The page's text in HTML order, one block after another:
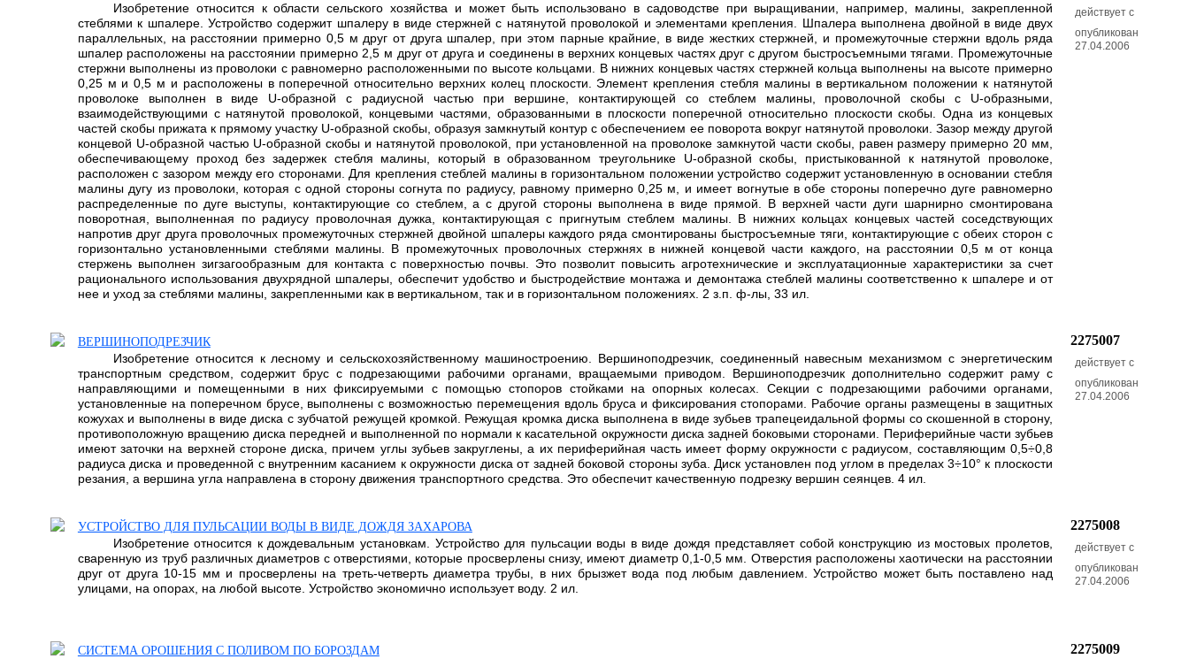
Изобретение относится к области сельского хозяйства и может быть использовано в садоводстве при выращивании, например, малины, закрепленной
стеблями к шпалере. Устройство содержит шпалеру в виде стержней с натянутой проволокой и элементами крепления. Шпалера выполнена двойной в виде двух
параллельных, на расстоянии примерно 0,5 м друг от друга шпалер, при этом парные крайние, в виде жестких стержней, и промежуточные стержни вдоль ряда
шпалер расположены на расстоянии примерно 2,5 м друг от друга и соединены в верхних концевых частях друг с другом быстросъемными тягами. Промежуточные
стержни выполнены из проволоки с равномерно расположенными по высоте кольцами. В нижних концевых частях стержней кольца выполнены на высоте примерно
0,25 м и 0,5 м и расположены в поперечной относительно верхних колец плоскости. Элемент крепления стебля малины в вертикальном положении к натянутой
проволоке выполнен в виде U-образной с радиусной частью при вершине, контактирующей со стеблем малины, проволочной скобы с U-образными,
взаимодействующими с натянутой проволокой, концевыми частями, образованными в плоскости поперечной относительно плоскости скобы. Одна из концевых
частей скобы прижата к прямому участку U-образной скобы, образуя замкнутый контур с обеспечением ее поворота вокруг натянутой проволоки. Зазор между другой
концевой U-образной частью U-образной скобы и натянутой проволокой, при установленной на проволоке замкнутой части скобы, равен размеру примерно 20 мм,
обеспечивающему проход без задержек стебля малины, который в образованном треугольнике U-образной скобы, пристыкованной к натянутой проволоке,
расположен с зазором между его сторонами. Для крепления стеблей малины в горизонтальном положении устройство содержит установленную в основании стебля
малины дугу из проволоки, которая с одной стороны согнута по радиусу, равному примерно 0,25 м, и имеет вогнутые в обе стороны поперечно дуге равномерно
распределенные по дуге выступы, контактирующие со стеблем, а с другой стороны выполнена в виде прямой. В верхней части дуги шарнирно смонтирована
поворотная, выполненная по радиусу проволочная дужка, контактирующая с пригнутым стеблем малины. В нижних кольцах концевых частей соседствующих
напротив друг друга проволочных промежуточных стержней двойной шпалеры каждого ряда смонтированы быстросъемные тяги, контактирующие с обеих сторон с
горизонтально установленными стеблями малины. В промежуточных проволочных стержнях в нижней концевой части каждого, на расстоянии 0,5 м от конца
стержень выполнен зигзагообразным для контакта с поверхностью почвы. Это позволит повысить агротехнические и эксплуатационные характеристики за счет
рационального использования двухрядной шпалеры, обеспечит удобство и быстродействие монтажа и демонтажа стеблей малины соответственно к шпалере и от
нее и уход за стеблями малины, закрепленными как в вертикальном, так и в горизонтальном положениях. 2 з.п. ф-лы, 33 ил.
действует с
опубликован
27.04.2006
ВЕРШИНОПОДРЕЗЧИК
Изобретение относится к лесному и сельскохозяйственному машиностроению. Вершиноподрезчик, соединенный навесным механизмом с энергетическим
транспортным средством, содержит брус с подрезающими рабочими органами, вращаемыми приводом. Вершиноподрезчик дополнительно содержит раму с
направляющими и помещенными в них фиксируемыми с помощью стопоров стойками на опорных колесах. Секции с подрезающими рабочими органами,
установленные на поперечном брусе, выполнены с возможностью перемещения вдоль бруса и фиксирования стопорами. Рабочие органы размещены в защитных
кожухах и выполнены в виде диска с зубчатой режущей кромкой. Режущая кромка диска выполнена в виде зубьев трапецеидальной формы со скошенной в сторону,
противоположную вращению диска передней и выполненной по нормали к касательной окружности диска задней боковыми сторонами. Периферийные части зубьев
имеют заточки на верхней стороне диска, причем углы зубьев закруглены, а их периферийная часть имеет форму окружности с радиусом, составляющим 0,5÷0,8
радиуса диска и проведенной с внутренним касанием к окружности диска от задней боковой стороны зуба. Диск установлен под углом в пределах 3÷10° к плоскости
резания, а вершина угла направлена в сторону движения транспортного средства. Это обеспечит качественную подрезку вершин сеянцев. 4 ил.
2275007
действует с
опубликован
27.04.2006
УСТРОЙСТВО ДЛЯ ПУЛЬСАЦИИ ВОДЫ В ВИДЕ ДОЖДЯ ЗАХАРОВА
Изобретение относится к дождевальным установкам. Устройство для пульсации воды в виде дождя представляет собой конструкцию из мостовых пролетов,
сваренную из труб различных диаметров с отверстиями, которые просверлены снизу, имеют диаметр 0,1-0,5 мм. Отверстия расположены хаотически на расстоянии
друг от друга 10-15 мм и просверлены на треть-четверть диаметра трубы, в них брызжет вода под любым давлением. Устройство может быть поставлено над
улицами, на опорах, на любой высоте. Устройство экономично использует воду. 2 ил.
2275008
действует с
опубликован
27.04.2006
СИСТЕМА ОРОШЕНИЯ С ПОЛИВОМ ПО БОРОЗДАМ 2275009